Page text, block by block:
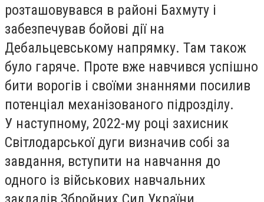
розташовувався в районі Бахмуту і
забезпечував бойові дії на
Дебальцевському напрямку. Там також
було гаряче. Проте вже навчився успішно
бити ворогів і своїми знаннями посилив
потенціал механізованого підрозділу.
У наступному, 2022-му році захисник
Світлодарської дуги визначив собі за
завдання, вступити на навчання до
одного із військових навчальних